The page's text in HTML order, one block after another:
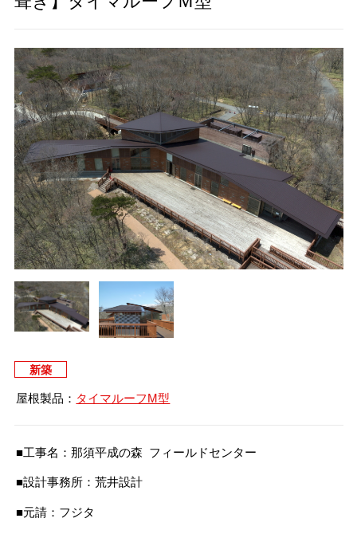
フリーハットⅡ型
FHR-2000
フラットライン
エコウェーブ
横葺き屋根
タイマルーフ M型
タイマルーフ F25
タイマルーフ T型
カナメ一文字葺き
金属瓦
カナメルーフ
洋瓦王(ヨウガオウ)
通気断熱工法
Vi65
Vi65 PLUS
Vi75・Vi125
Viカバー50
換気棟システム
換気棟システム
デザイン軒樋
カナメシャープ樋
技術情報
ダウンロード
お問い合わせ
新築
屋根製品： タイマルーフM型
■工事名：那須平成の森 フィールドセンター
■設計事務所：荒井設計
■元請：フジタ